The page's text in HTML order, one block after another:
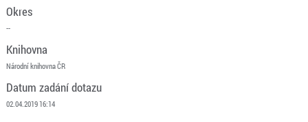
Okres
--
Knihovna
Národní knihovna ČR
Datum zadání dotazu
02.04.2019 16:14